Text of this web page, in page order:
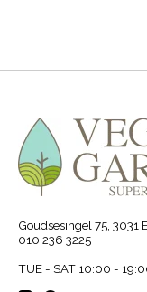
Goudsesingel 75, 3031
010 236 3225
TUE - SAT 10:00 -